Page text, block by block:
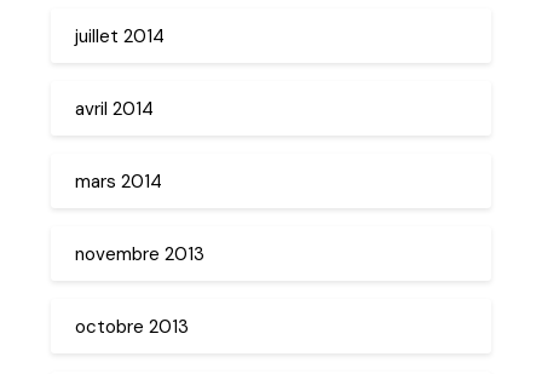
juillet 2014
avril 2014
mars 2014
novembre 2013
octobre 2013